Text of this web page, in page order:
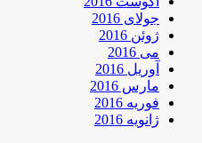
جولای 2016
ژوئن 2016
می 2016
آوریل 2016
مارس 2016
فوریه 2016
ژانویه 2016